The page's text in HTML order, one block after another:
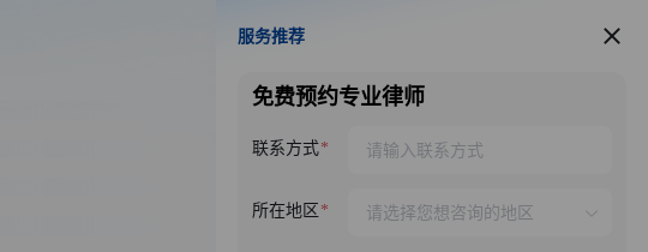
服务推荐
服务推荐
免费预约专业律师
联系方式
所在地区